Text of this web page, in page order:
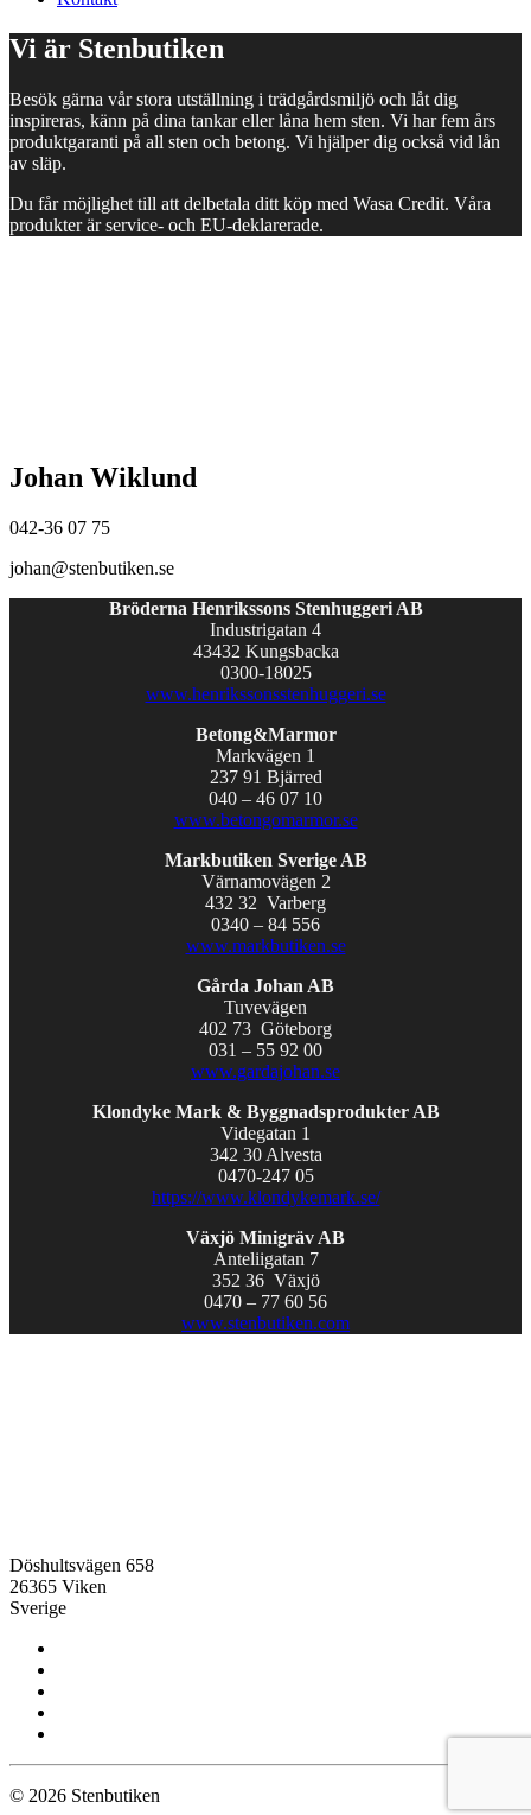
Vi är Stenbutiken
Besök gärna vår stora utställning i trädgårdsmiljö och låt dig
inspireras, känn på dina tankar eller låna hem sten. Vi har fem års
produktgaranti på all sten och betong. Vi hjälper dig också vid lån
av släp.
Du får möjlighet till att delbetala ditt köp med Wasa Credit. Våra
produkter är service- och EU-deklarerade.
Johan Wiklund
042-36 07 75
johan@stenbutiken.se
Bröderna Henrikssons Stenhuggeri AB
Industrigatan 4
43432 Kungsbacka
0300-18025
www.henrikssonsstenhuggeri.se
Betong&Marmor
Markvägen 1
237 91 Bjärred
040 – 46 07 10
www.betongomarmor.se
Markbutiken Sverige AB
Värnamovägen 2
432 32 Varberg
0340 – 84 556
www.markbutiken.se
Gårda Johan AB
Tuvevägen
402 73 Göteborg
031 – 55 92 00
www.gardajohan.se
Klondyke Mark & Byggnadsprodukter AB
Videgatan 1
342 30 Alvesta
0470-247 05
https://www.klondykemark.se/
Växjö Minigräv AB
Anteliigatan 7
352 36 Växjö
0470 – 77 60 56
www.stenbutiken.com
Döshultsvägen 658
26365 Viken
Sverige
© 2026 Stenbutiken